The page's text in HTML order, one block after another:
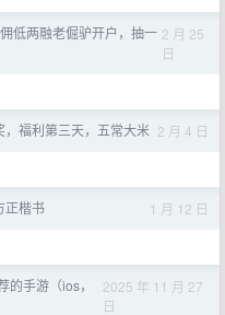
低两融老倔驴开户，抽一 2 月 25
日
，福利第三天，五常大米 2 月 4 日
正楷书 1 月 12 日
的手游（ios，
2025 年 11 月 27
日